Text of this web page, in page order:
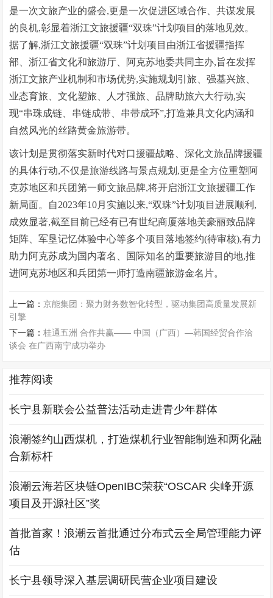
是一次文旅产业的盛会,更是一次促进区域合作、共谋发展
的良机,彰显着浙江文旅援疆“双珠”计划项目的落地见效。
据了解,浙江文旅援疆“双珠”计划项目由浙江省援疆指挥
部、浙江省文化和旅游厅、阿克苏地委共同主办,旨在发挥
浙江文旅产业机制和市场优势,实施规划引旅、强基兴旅、
业态育旅、文化塑旅、人才强旅、品牌助旅六大行动,实
现“串珠成链、串链成带、串带成环”,打造兼具文化内涵和
自然风光的丝路黄金旅游带。
该计划是贯彻落实新时代对口援疆战略、深化文旅品牌援疆
的具体行动,不仅是旅游线路与景点规划,更是全方位重塑阿
克苏地区和兵团第一师文旅品牌,将开启浙江文旅援疆工作
新局面。自2023年10月实施以来,“双珠”计划项目进展顺利,
成效显著,截至目前已经有已有世纪商厦落地美豪丽致品牌
矩阵、军垦记忆体验中心等多个项目落地签约(待审核),有力
助力阿克苏成为国内著名、国际知名的重要旅游目的地,推
进阿克苏地区和兵团第一师打造南疆旅游金名片。
上一篇： 京能集团：聚力财务数智化转型，驱动集团高质量发展新
引擎
下一篇：桂通五洲 合作共赢—— 中国（广西）—韩国经贸合作洽
谈会 在广西南宁成功举办
推荐阅读
长宁县新联会公益普法活动走进青少年群体
浪潮签约山西煤机，打造煤机行业智能制造和两化融
合新标杆
浪潮云海若区块链OpenIBC荣获“OSCAR 尖峰开源
项目及开源社区”奖
首批首家！浪潮云首批通过分布式云全局管理能力评
估
长宁县领导深入基层调研民营企业项目建设